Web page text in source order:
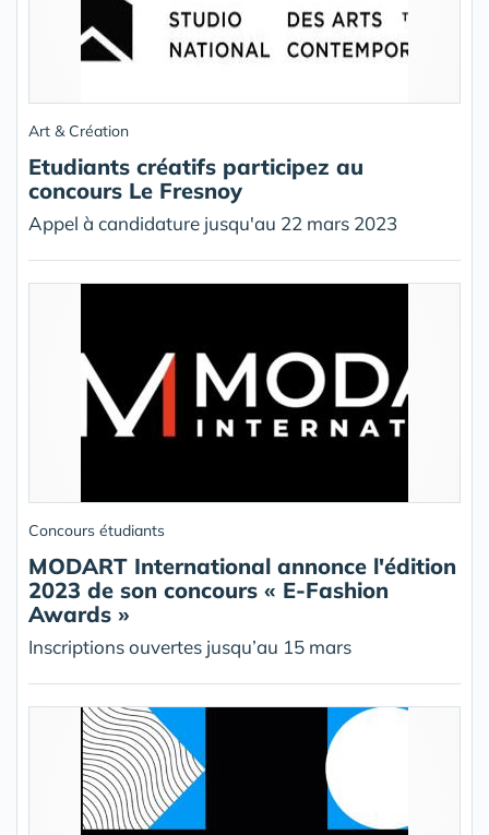
Art & Création
Etudiants créatifs participez au
concours Le Fresnoy
Appel à candidature jusqu'au 22 mars 2023
Concours étudiants
MODART International annonce l'édition
2023 de son concours « E-Fashion
Awards »
Inscriptions ouvertes jusqu’au 15 mars